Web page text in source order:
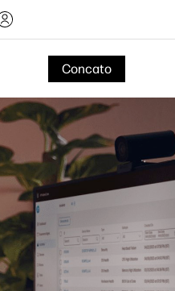
Concato